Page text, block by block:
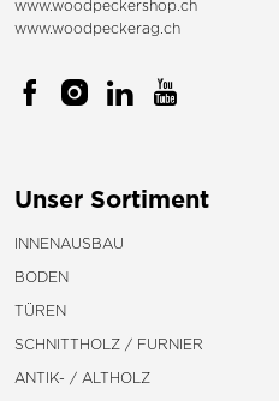
www.woodpeckershop.ch
www.woodpeckerag.ch
Unser Sortiment
INNENAUSBAU
BODEN
TÜREN
SCHNITTHOLZ / FURNIER
ANTIK- / ALTHOLZ